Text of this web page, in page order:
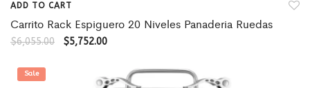
ADD TO CART
Carrito Rack Espiguero 20 Niveles Panaderia Ruedas
$6,055.00 $5,752.00
Sale